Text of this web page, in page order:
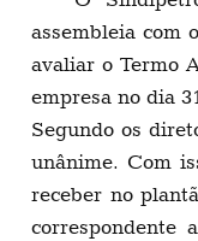
assembleia com
avaliar o Termo
empresa no dia
Segundo os
unânime. Com
receber no
correspondente